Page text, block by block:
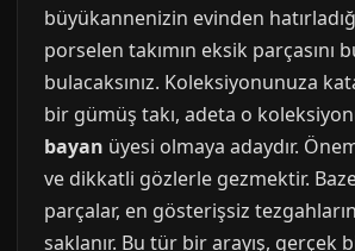
büyükannenizin evinden
porselen takımın eksik parçasını
bulacaksınız. Koleksiyonunuza
bir gümüş takı, adeta o
bayan üyesi olmaya adaydır.
ve dikkatli gözlerle gezmektir.
parçalar, en gösterişsiz
saklanır. Bu tür bir arayış, gerçek